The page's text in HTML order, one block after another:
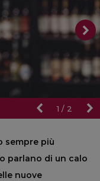
1 / 2
sempre più
parlano di un calo
nuove